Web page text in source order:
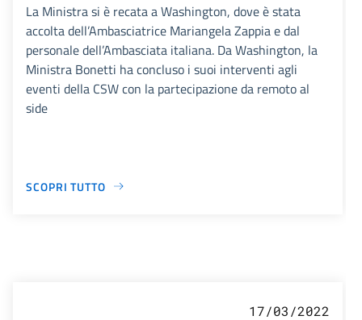
La Ministra si è recata a Washington, dove è stata
accolta dell’Ambasciatrice Mariangela Zappia e dal
personale dell’Ambasciata italiana. Da Washington, la
Ministra Bonetti ha concluso i suoi interventi agli
eventi della CSW con la partecipazione da remoto al
side
SCOPRI TUTTO
17/03/2022